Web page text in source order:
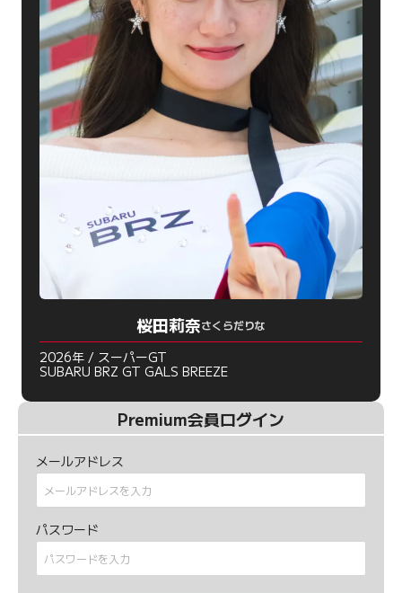
桜田莉奈さくらだりな
2026年 / スーパーGT
SUBARU BRZ GT GALS BREEZE
Premium会員ログイン
メールアドレス
パスワード